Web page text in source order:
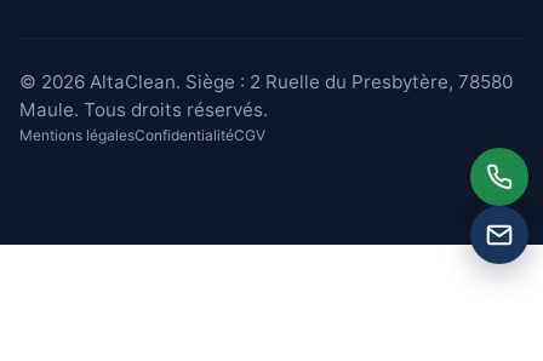
© 2026 AltaClean. Siège : 2 Ruelle du Presbytère, 78580
Maule. Tous droits réservés.
Mentions légalesConfidentialitéCGV